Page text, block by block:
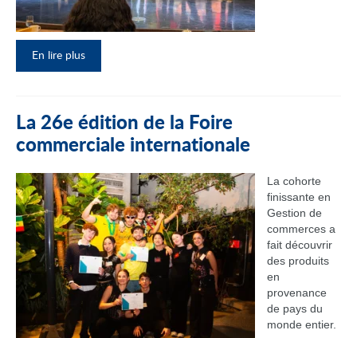
En lire plus
La 26e édition de la Foire
commerciale internationale
La cohorte
finissante en
Gestion de
commerces a
fait découvrir
des produits
en
provenance
de pays du
monde entier.